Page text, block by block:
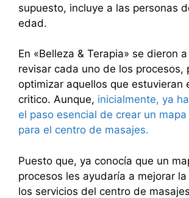
supuesto, incluye a las personas
edad.
En «Belleza & Terapia» se dieron
revisar cada uno de los procesos,
optimizar aquellos que estuvieran
critico. Aunque, inicialmente, ya
el paso esencial de crear un
para el centro de masajes.
Puesto que, ya conocía que un
procesos les ayudaría a mejorar
los servicios del centro de